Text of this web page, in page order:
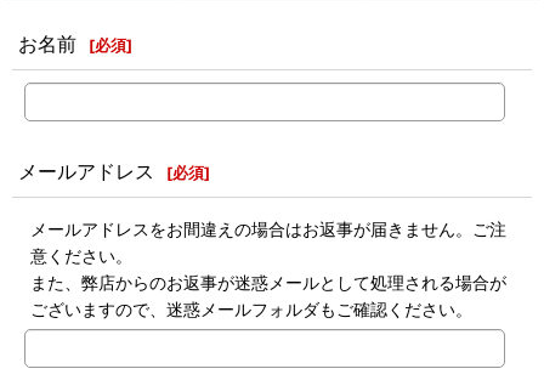
お名前 [必須]
メールアドレス [必須]
メールアドレスをお間違えの場合はお返事が届きません。ご注
意ください。
また、弊店からのお返事が迷惑メールとして処理される場合が
ございますので、迷惑メールフォルダもご確認ください。